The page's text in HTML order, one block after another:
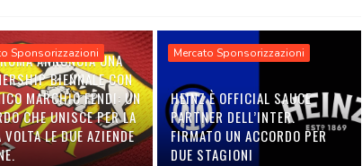
Sponsorizzazioni
ANNUNCIA UNA
BIENNALE CON
MARCHIO FENDI: UN
CHE UNISCE PER LA
LE DUE AZIENDE
Mercato Sponsorizzazioni
HEINZ È OFFICIAL SAUCE
PARTNER DELL’INTER.
FIRMATO UN ACCORDO PER
DUE STAGIONI